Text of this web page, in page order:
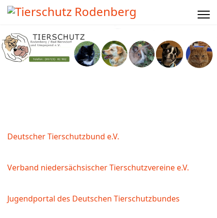
Deutscher Tierschutzbund e.V.
Verband niedersächsischer Tierschutzvereine e.V.
Jugendportal des Deutschen Tierschutzbundes